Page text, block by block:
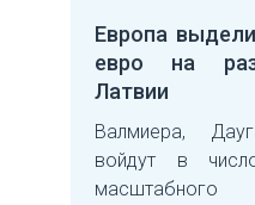
Европа
евро на
Латвии
Валмиера,
войдут в